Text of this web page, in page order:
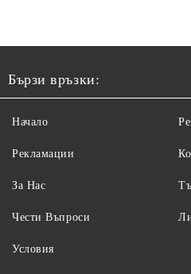
Бързи връзки:
Начало
Рекламации
За Нас
Чести Въпроси
Условия